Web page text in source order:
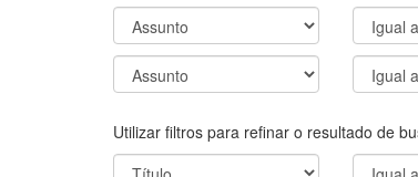
Utilizar filtros para refinar o resultado de